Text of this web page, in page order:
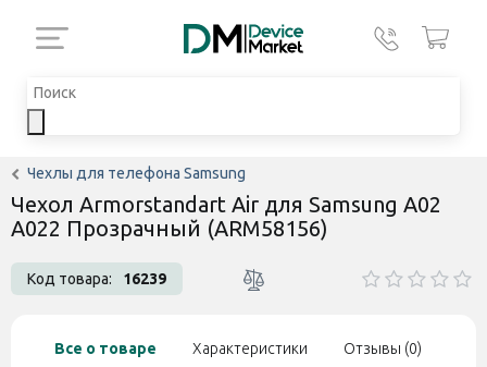
Чехлы для телефона Samsung
Чехол Armorstandart Air для Samsung A02
A022 Прозрачный (ARM58156)
Код товара: 16239
Все о товаре Характеристики Отзывы (0)